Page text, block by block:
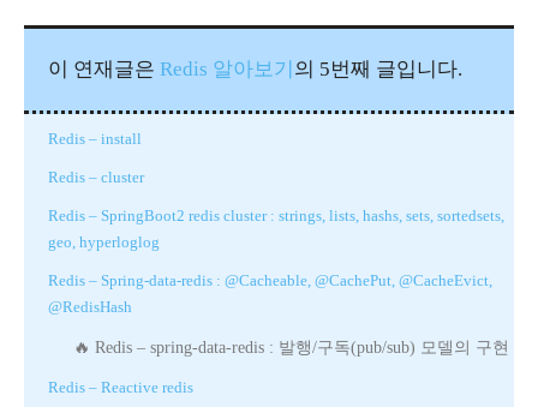
이 연재글은 Redis 알아보기 의 5번째 글입니다.
Redis – install
Redis – cluster
Redis – SpringBoot2 redis cluster : strings, lists, hashs, sets, sortedsets,
geo, hyperloglog
Redis – Spring-data-redis : @Cacheable, @CachePut, @CacheEvict,
@RedisHash
Redis – spring-data-redis : 발행/구독(pub/sub) 모델의 구현
Redis – Reactive redis